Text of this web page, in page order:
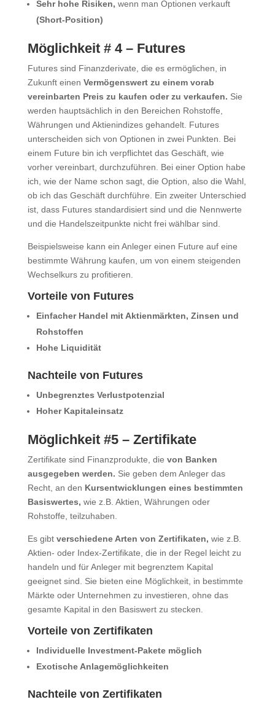
Sehr hohe Risiken, wenn man Optionen verkauft
(Short-Position)
Möglichkeit # 4 – Futures
Futures sind Finanzderivate, die es ermöglichen, in
Zukunft einen Vermögenswert zu einem vorab
vereinbarten Preis zu kaufen oder zu verkaufen. Sie
werden hauptsächlich in den Bereichen Rohstoffe,
Währungen und Aktienindizes gehandelt. Futures
unterscheiden sich von Optionen in zwei Punkten. Bei
einem Future bin ich verpflichtet das Geschäft, wie
vorher vereinbart, durchzuführen. Bei einer Option habe
ich, wie der Name schon sagt, die Option, also die Wahl,
ob ich das Geschäft durchführe. Ein zweiter Unterschied
ist, dass Futures standardisiert sind und die Nennwerte
und die Handelszeitpunkte nicht frei wählbar sind.
Beispielsweise kann ein Anleger einen Future auf eine
bestimmte Währung kaufen, um von einem steigenden
Wechselkurs zu profitieren.
Vorteile von Futures
Einfacher Handel mit Aktienmärkten, Zinsen und
Rohstoffen
Hohe Liquidität
Nachteile von Futures
Unbegrenztes Verlustpotenzial
Hoher Kapitaleinsatz
Möglichkeit #5 – Zertifikate
Zertifikate sind Finanzprodukte, die von Banken
ausgegeben werden. Sie geben dem Anleger das
Recht, an den Kursentwicklungen eines bestimmten
Basiswertes, wie z.B. Aktien, Währungen oder
Rohstoffe, teilzuhaben.
Es gibt verschiedene Arten von Zertifikaten, wie z.B.
Aktien- oder Index-Zertifikate, die in der Regel leicht zu
handeln und für Anleger mit begrenztem Kapital
geeignet sind. Sie bieten eine Möglichkeit, in bestimmte
Märkte oder Unternehmen zu investieren, ohne das
gesamte Kapital in den Basiswert zu stecken.
Vorteile von Zertifikaten
Individuelle Investment-Pakete möglich
Exotische Anlagemöglichkeiten
Nachteile von Zertifikaten